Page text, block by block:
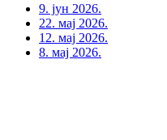
9. јун 2026.
22. мај 2026.
12. мај 2026.
8. мај 2026.